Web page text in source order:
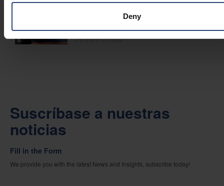
Deny
PERSPECTIVAS
adaptar sus operaciones a cada
Suscríbase a nuestras
noticias
Fill in the Form
We provide you with the latest News and Insights, subscribe today!